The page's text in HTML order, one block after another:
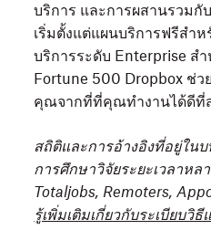
บริการ และการผสานรวมกั
เริ่มตั้งแต่แผนบริการฟรีสำ
บริการระดับ Enterprise ส
Fortune 500 Dropbox ช่
คุณจากที่ที่คุณทำงานได้ดีที่
สถิติและการอ้างอิงที่อยู่ใน
การศึกษาวิจัยระยะเวลาหล
Totaljobs, Remoters,
รู้เพิ่มเติมเกี่ยวกับระเบียบวิ